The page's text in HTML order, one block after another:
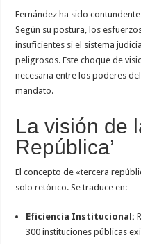
Fernández ha sido
Según su postura, los
insuficientes si el sistema
peligrosos. Este choque de
necesaria entre los poderes
mandato.
La visión de
República’
El concepto de «tercera
solo retórico. Se traduce en:
Eficiencia Institucional:
300 instituciones públicas